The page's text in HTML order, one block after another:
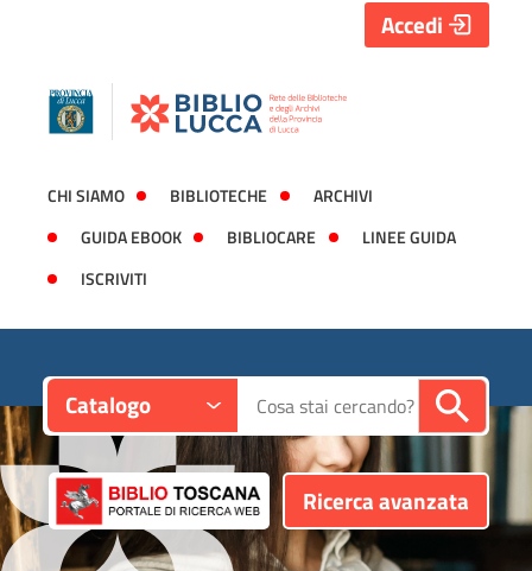
CHI SIAMO BIBLIOTECHE
ARCHIVI
GUIDA EBOOK
BIBLIOCARE
LINEE GUIDA
ISCRIVITI
Accedi
Catalogo Cerca su "Catalogo"
Ricerca avanzata